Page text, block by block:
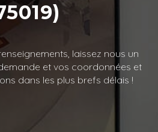
laissez nous un
et vos coordonnées et
dans les plus brefs délais !